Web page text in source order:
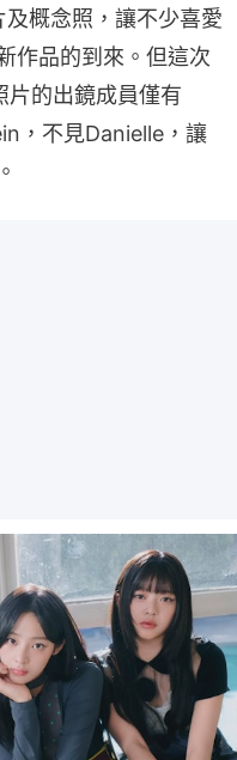
概念照，讓不少喜愛
作品的到來。但這次
片的出鏡成員僅有
，不見Danielle，讓